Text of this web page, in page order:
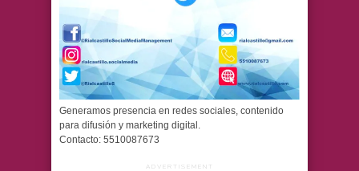
Generamos presencia en redes sociales, contenido
para difusión y marketing digital.
Contacto: 5510087673
ADVERTISEMENT